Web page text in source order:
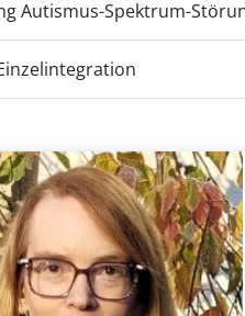
Autismus-Spektrum-